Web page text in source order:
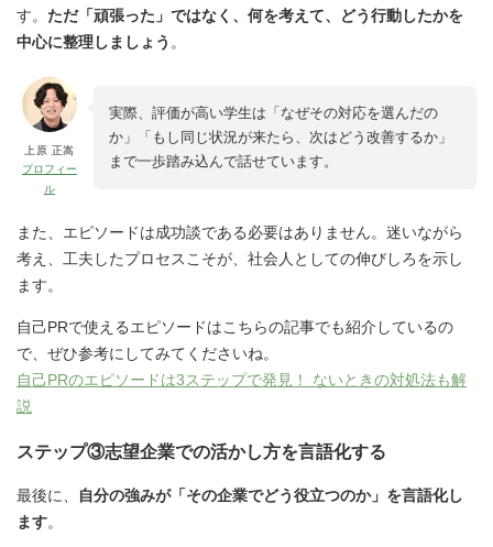
す。 ただ「頑張った」ではなく、何を考えて、どう行動したかを
中心に整理しましょう 。
上原 正嵩
プロフィー
ル
実際、評価が高い学生は「なぜその対応を選んだの
か」「もし同じ状況が来たら、次はどう改善するか」
まで一歩踏み込んで話せています。
また、エピソードは成功談である必要はありません。迷いながら
考え、工夫したプロセスこそが、社会人としての伸びしろを示し
ます。
自己PRで使えるエピソードはこちらの記事でも紹介しているの
で、ぜひ参考にしてみてくださいね。
自己PRのエピソードは3ステップで発見！ ないときの対処法も解
説
ステップ③志望企業での活かし方を言語化する
最後に、
自分の強みが「その企業でどう役立つのか」を言語化し
ます。